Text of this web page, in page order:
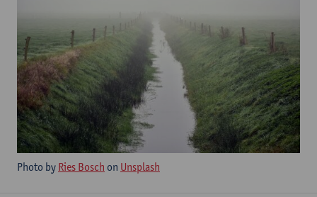
Photo by Ries Bosch on Unsplash